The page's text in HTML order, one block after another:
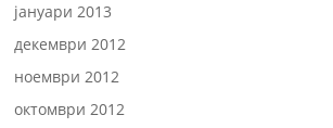
јануари 2013
декември 2012
ноември 2012
октомври 2012